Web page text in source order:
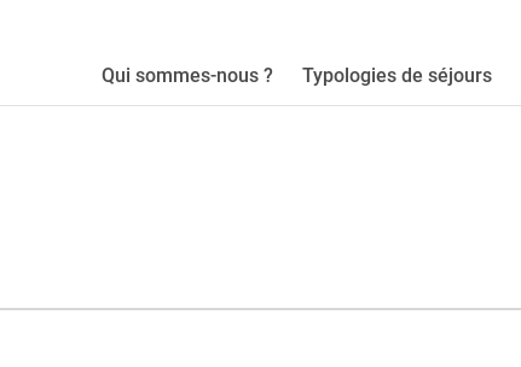
Qui sommes-nous ? Typologies de séjours